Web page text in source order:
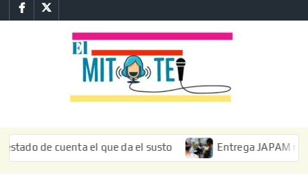
FacebookTwitter
cuenta el que da el susto Entrega JAPAM